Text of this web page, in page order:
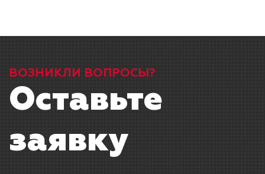
ВОЗНИКЛИ ВОПРОСЫ?
Оставьте
заявку